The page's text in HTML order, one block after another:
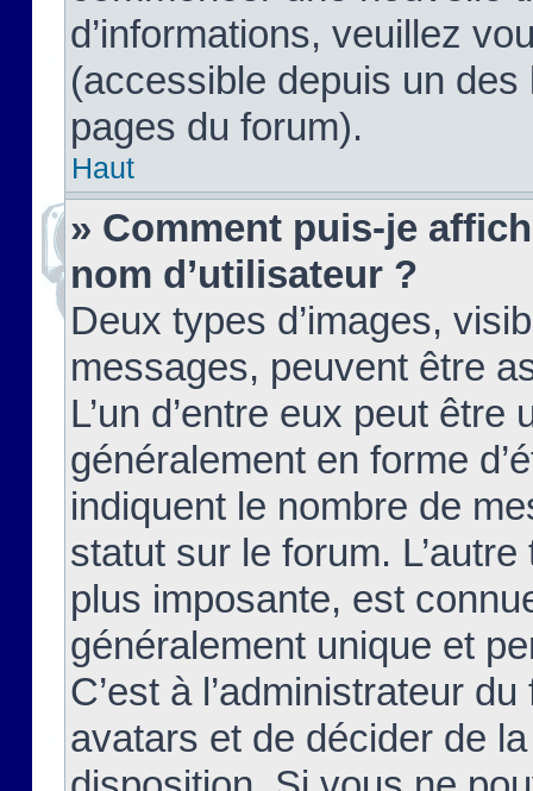
d’informations, veuillez
(accessible depuis un
pages du forum).
Haut
» Comment puis-je
nom d’utilisateur ?
Deux types d’images,
messages, peuvent être
L’un d’entre eux peut
généralement en forme
indiquent le nombre de
statut sur le forum.
plus imposante, est
généralement unique et
C’est à l’administrateur
avatars et de décider de